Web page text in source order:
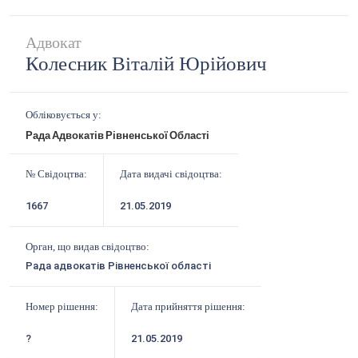
Адвокат
Колесник Віталій Юрійович
Обліковується у:
Рада Адвокатів Рівненської Області
№ Свідоцтва:
1667
Дата видачі свідоцтва:
21.05.2019
Орган, що видав свідоцтво:
Рада адвокатів Рівненської області
Номер рішення:
?
Дата прийняття рішення:
21.05.2019